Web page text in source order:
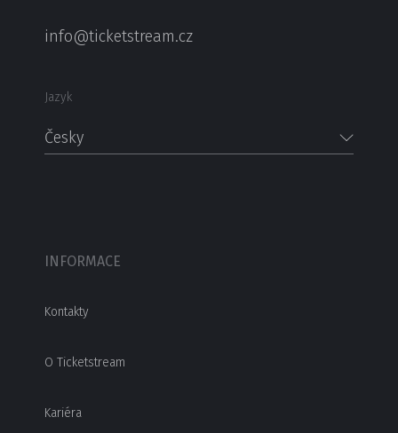
info@ticketstream.cz
Jazyk
Česky
INFORMACE
Kontakty
O Ticketstream
Kariéra